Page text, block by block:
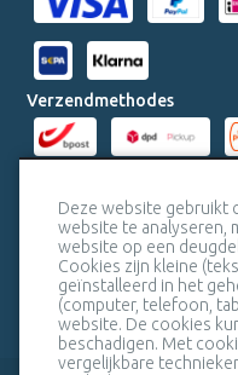
Verzendmethodes
Veiligheidscertificaat SSL
Deze website gebruikt
website te analyseren,
website op een
Cookies zijn kleine
geïnstalleerd in het
(computer, telefoon,
website. De cookies
beschadigen. Met
vergelijkbare